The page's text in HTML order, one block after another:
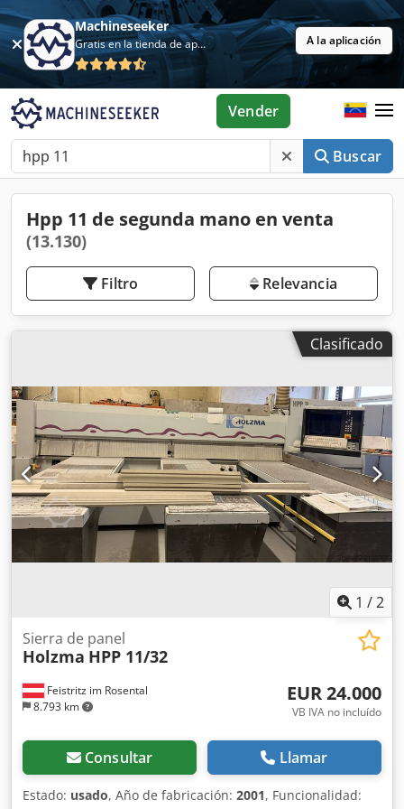
Machineseeker
Gratis en la tienda de aplicaciones A la aplicación
Buscar
Vender
Hpp 11 de segunda mano en venta
(13.130)
Filtro Relevancia
Clasificado
1 /2
Feistritz im Rosental
8.793 km
Sierra de panel
Holzma HPP 11/32
EUR 24.000
VB IVA no incluído
Consultar Llamar
Estado: usado, Año de fabricación: 2001, Funcionalidad: